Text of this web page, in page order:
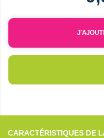
CARACTÉRISTIQUES DE